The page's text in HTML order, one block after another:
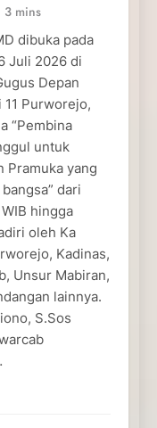
3 mins
dibuka pada
Juli 2026 di
Depan
11 Purworejo,
“Pembina
untuk
Pramuka yang
dari
hingga
oleh Ka
Kadinas,
Unsur Mabiran,
lainnya.
S.Sos